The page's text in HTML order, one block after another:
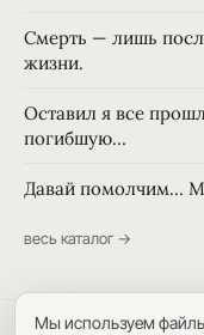
Смерть — лишь
жизни.
Оставил я все
погибшую…
Давай помолчим…
весь каталог →
Мы используем